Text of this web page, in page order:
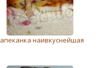
наивкуснейшая